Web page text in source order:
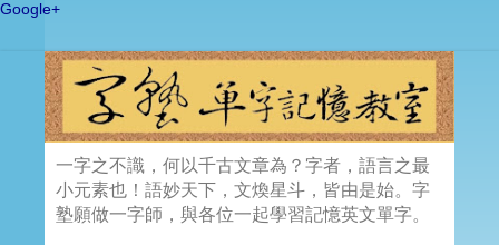
Google+
一字之不識，何以千古文章為？字者，語言之最
小元素也！語妙天下，文煥星斗，皆由是始。字
塾願做一字師，與各位一起學習記憶英文單字。